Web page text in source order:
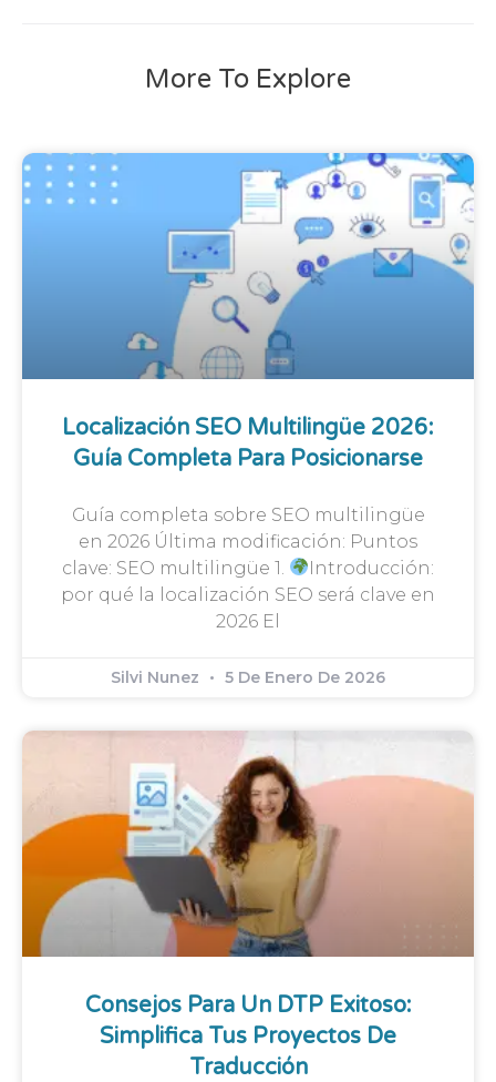
More To Explore
Localización SEO Multilingüe 2026:
Guía Completa Para Posicionarse
Guía completa sobre SEO multilingüe
en 2026 Última modificación: Puntos
clave: SEO multilingüe 1.
Introducción:
por qué la localización SEO será clave en
2026 El
Silvi Nunez 5 De Enero De 2026
Consejos Para Un DTP Exitoso:
Simplifica Tus Proyectos De
Traducción